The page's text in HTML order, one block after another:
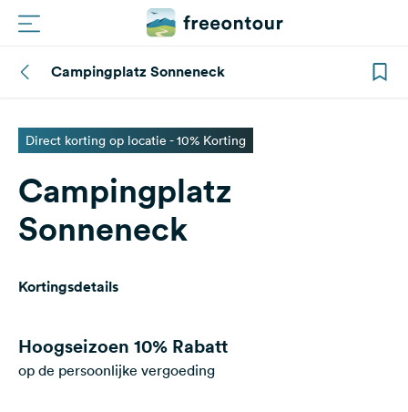
Routes
Campings
Magazine
Partners
Registreren
Nieuwsbrief
Campingplatz Sonneneck
Direct korting op locatie - 10% Korting
Campingplatz
Sonneneck
Kortingsdetails
Hoogseizoen 10% Rabatt
op de persoonlijke vergoeding